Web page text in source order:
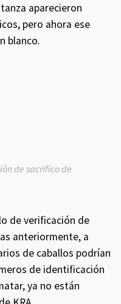
aparecieron
pero ahora ese
blanco.
de sacrifico de
de verificación de
anteriormente, a
de caballos podrían
de identificación
ya no están